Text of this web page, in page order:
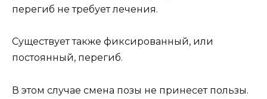
перегиб не требует лечения.
Существует также фиксированный, или
постоянный, перегиб.
В этом случае смена позы не принесет пользы.